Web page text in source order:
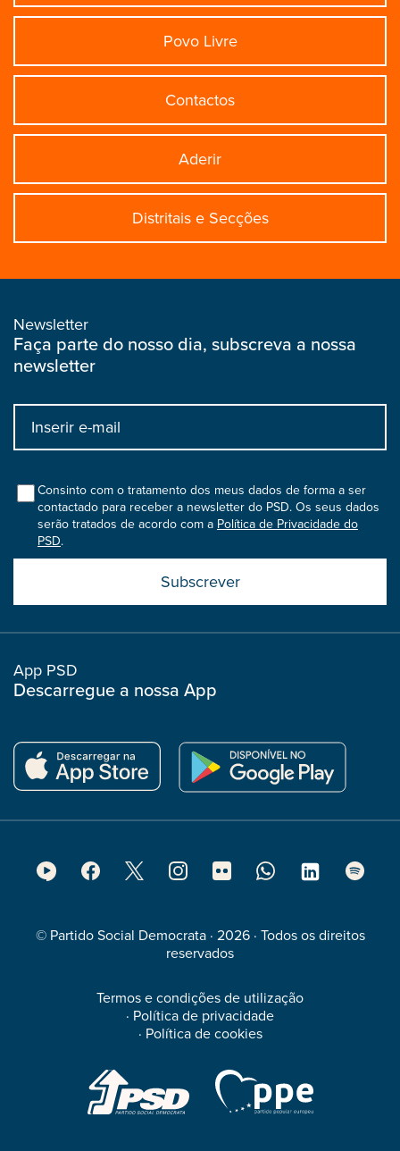
Povo Livre
Contactos
Aderir
Distritais e Secções
Newsletter
Faça parte do nosso dia, subscreva a nossa
newsletter
Input
bootstrap
colConsinto com o tratamento dos meus dados de forma a ser
contactado para receber a newsletter do PSD. Os seus dados
serão tratados de acordo com a Política de Privacidade do
PSD.
boostrap
col
App PSD
Descarregue a nossa App
© Partido Social Democrata · 2026 · Todos os direitos
reservados
Termos e condições de utilização
· Política de privacidade
· Política de cookies
Footer
Media